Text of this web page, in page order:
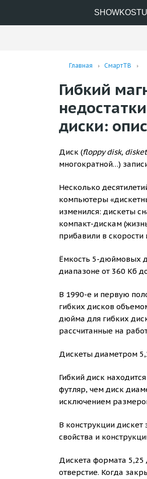
Главная СмартТВ
Гибкий
диски:
Диск (floppy disk,
многократной…)
Несколько
компьютеры
изменился: дискеты
компакт-дискам
прибавили в
Ёмкость 5-дюймовых
диапазоне от 360 Кб
В 1990-е и первую
гибких дисков
дюйма для гибких
рассчитанные на
Дискеты диаметром
Гибкий диск
футляр, чем диск
исключением
В конструкции дискет
свойства и
Дискета формата
отверстие. Когда